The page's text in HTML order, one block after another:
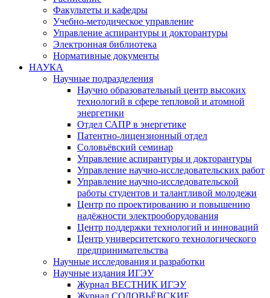
Факультеты и кафедры
Учебно-методическое управление
Управление аспирантуры и докторантуры
Электронная библиотека
Нормативные документы
НАУКА
Научные подразделения
Научно образовательный центр высоких
технологий в сфере тепловой и атомной
энергетики
Отдел САПР в энергетике
Патентно-лицензионный отдел
Соловьёвский семинар
Управление аспирантуры и докторантуры
Управление научно-исследовательских работ
Управление научно-исследовательской
работы студентов и талантливой молодежи
Центр по проектированию и повышению
надёжности электрооборудования
Центр поддержки технологий и инноваций
Центр университетского технологического
предпринимательства
Научные исследования и разработки
Научные издания ИГЭУ
Журнал ВЕСТНИК ИГЭУ
Журнал СОЛОВЬЁВСКИЕ